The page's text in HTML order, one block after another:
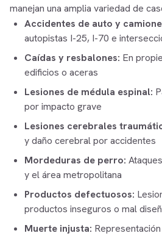
manejan una amplia variedad de
Accidentes de auto y
autopistas I-25, I-70 e
Caídas y resbalones: En
edificios o aceras
Lesiones de médula espinal:
por impacto grave
Lesiones cerebrales
y daño cerebral por accidentes
Mordeduras de perro:
y el área metropolitana
Productos defectuosos:
productos inseguros o mal
Muerte injusta: